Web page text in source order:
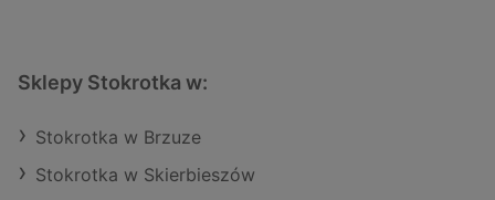
Sklepy Stokrotka w:
Stokrotka w Brzuze
Stokrotka w Skierbieszów